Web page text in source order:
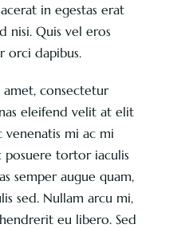
in egestas erat
nisi. Quis vel eros
orci dapibus.
consectetur
eleifend velit at elit
venenatis mi ac mi
posuere tortor iaculis
semper augue quam,
sed. Nullam arcu mi,
eu libero. Sed